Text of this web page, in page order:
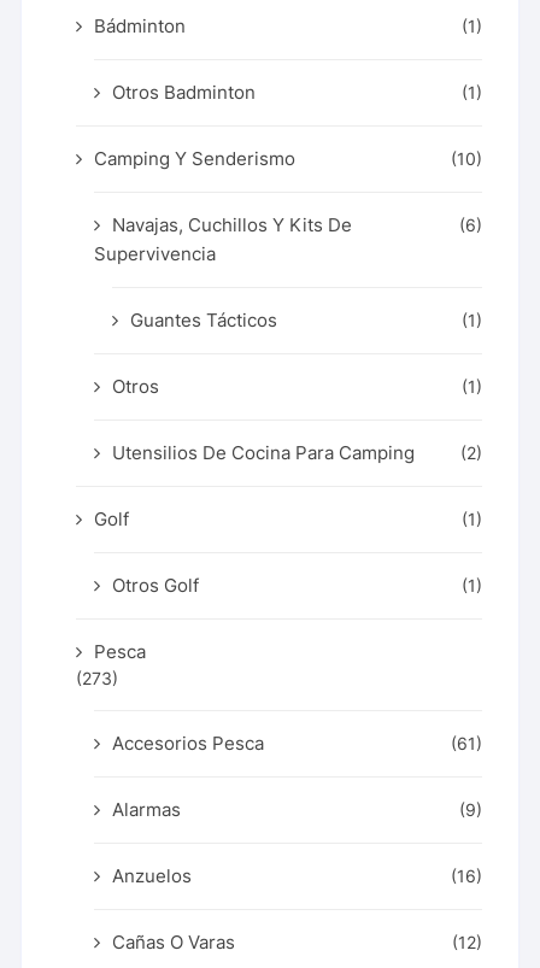
Bádminton (1)
Otros Badminton (1)
Camping Y Senderismo (10)
Navajas, Cuchillos Y Kits De
Supervivencia
(6)
Guantes Tácticos (1)
Otros (1)
Utensilios De Cocina Para Camping (2)
Golf (1)
Otros Golf (1)
Pesca
(273)
Accesorios Pesca (61)
Alarmas (9)
Anzuelos (16)
Cañas O Varas (12)